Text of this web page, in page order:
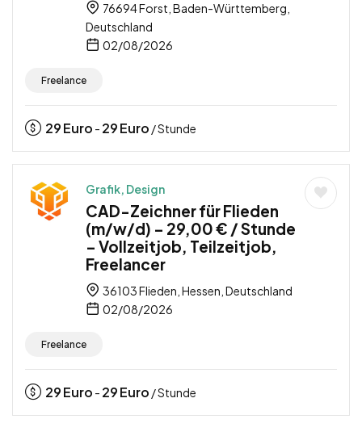
76694 Forst, Baden-Württemberg,
Deutschland
02/08/2026
Freelance
29Euro - 29Euro / Stunde
Grafik, Design
CAD-Zeichner für Flieden
(m/w/d) – 29,00 € / Stunde
– Vollzeitjob, Teilzeitjob,
Freelancer
36103 Flieden, Hessen, Deutschland
02/08/2026
Freelance
29Euro - 29Euro / Stunde